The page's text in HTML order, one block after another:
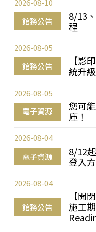
館務公告
8/13
程
2026-08-10
館務公告
【影
統升
2026-08-05
電子資源
您可
庫！
2026-08-05
電子資源
8/12
登入
2026-08-04
館務公告
【開
施工
2026-08-04